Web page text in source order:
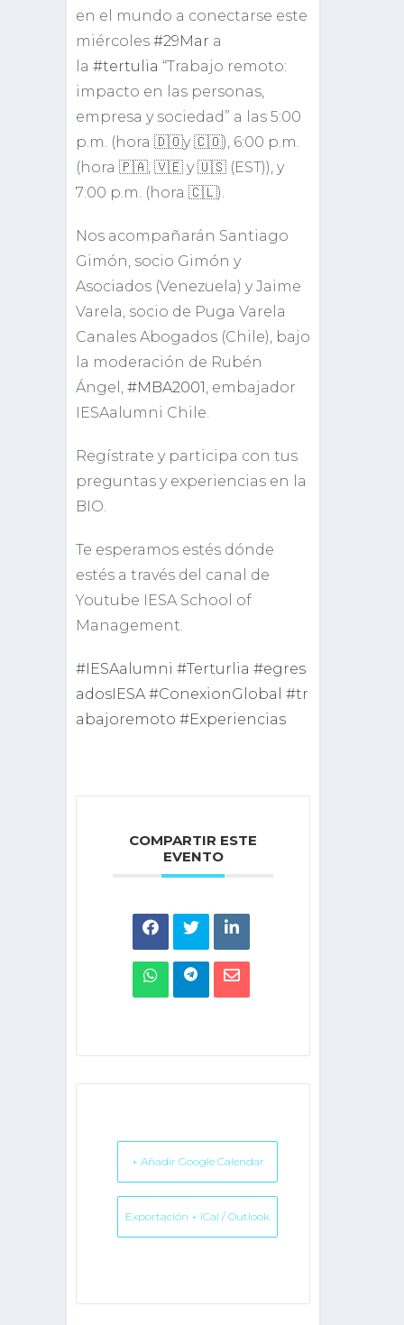
en el mundo a conectarse este
miércoles #29Mar a
la #tertulia “Trabajo remoto:
impacto en las personas,
empresa y sociedad” a las 5:00
p.m. (hora 🇩🇴y 🇨🇴), 6:00 p.m.
(hora 🇵🇦, 🇻🇪 y 🇺🇸 (EST)), y
7:00 p.m. (hora 🇨🇱).
Nos acompañarán Santiago
Gimón, socio Gimón y
Asociados (Venezuela) y Jaime
Varela, socio de Puga Varela
Canales Abogados (Chile), bajo
la moderación de Rubén
Ángel, #MBA2001, embajador
IESAalumni Chile.
Regístrate y participa con tus
preguntas y experiencias en la
BIO.
Te esperamos estés dónde
estés a través del canal de
Youtube IESA School of
Management.
#IESAalumni #Terturlia #egres
adosIESA #ConexionGlobal #tr
abajoremoto #Experiencias
COMPARTIR ESTE
EVENTO
+ Añadir Google Calendar
Exportación + iCal / Outlook